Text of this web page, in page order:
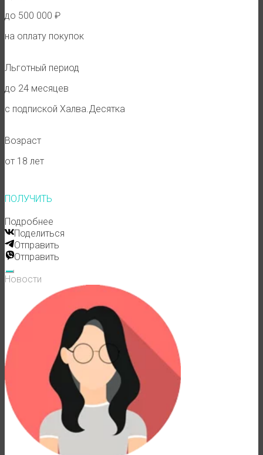
до 500 000 ₽
на оплату покупок
Льготный период
до 24 месяцев
с подпиской Халва.Десятка
Возраст
от 18 лет
ПОЛУЧИТЬ
Подробнее
Поделиться
Отправить
Отправить
Новости